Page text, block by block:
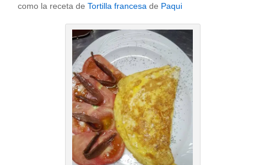
como la receta de Tortilla francesa de Paqui